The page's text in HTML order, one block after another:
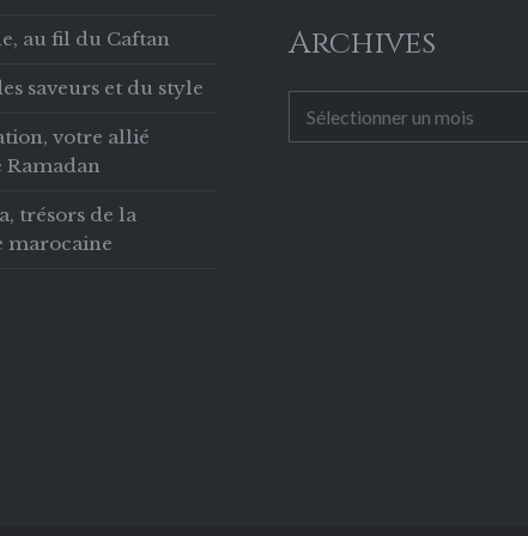
au fil du Caftan
saveurs et du style
votre allié
trésors de la
marocaine
Archives